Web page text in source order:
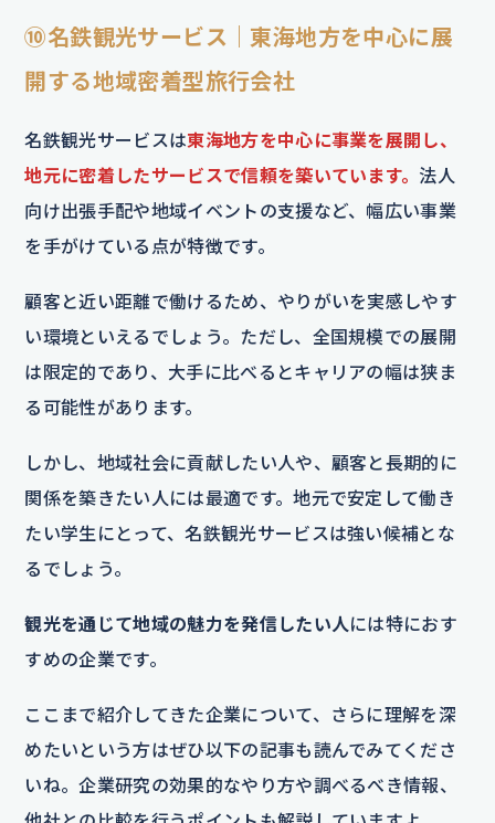
⑩名鉄観光サービス｜東海地方を中心に展
開する地域密着型旅行会社
名鉄観光サービスは東海地方を中心に事業を展開し、
地元に密着したサービスで信頼を築いています。 法人
向け出張手配や地域イベントの支援など、幅広い事業
を手がけている点が特徴です。
顧客と近い距離で働けるため、やりがいを実感しやす
い環境といえるでしょう。ただし、全国規模での展開
は限定的であり、大手に比べるとキャリアの幅は狭ま
る可能性があります。
しかし、地域社会に貢献したい人や、顧客と長期的に
関係を築きたい人には最適です。地元で安定して働き
たい学生にとって、名鉄観光サービスは強い候補とな
るでしょう。
観光を通じて地域の魅力を発信したい人 には特におす
すめの企業です。
ここまで紹介してきた企業について、さらに理解を深
めたいという方はぜひ以下の記事も読んでみてくださ
いね。企業研究の効果的なやり方や調べるべき情報、